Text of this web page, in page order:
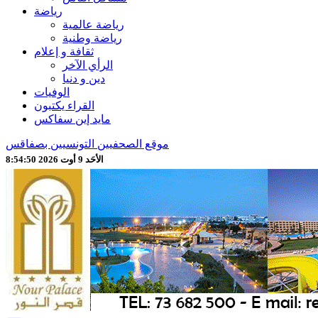
رياضة
رياضة عالمية
رياضة وطنية
ثقافة و إعلام
الرأي الآخر
دين و دنيا
الوفيات
القراء يكتبون
مايد إين سفاكس
موقع الصحفيين التونسيين بصفاقس
الأحَد 9 أوت 2026 8:54:52